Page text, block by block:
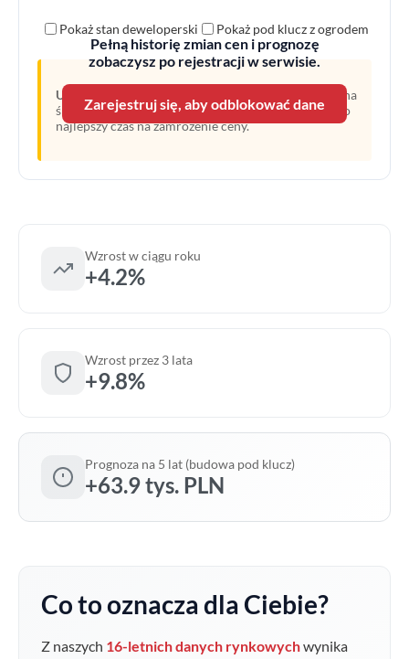
Pełną historię zmian cen i prognozę
zobaczysz po rejestracji w serwisie.
Zarejestruj się, aby odblokować dane
Pokaż stan deweloperski Pokaż pod klucz z ogrodem
Uwaga:
Linia przerywana oznacza prognozę opartą na
średnim wzroście z ostatnich lat. Obecny moment to
najlepszy czas na zamrożenie ceny.
Wzrost w ciągu roku
+4.2%
Wzrost przez 3 lata
+9.8%
Prognoza na 5 lat (budowa pod klucz)
+63.9 tys. PLN
Co to oznacza dla Ciebie?
Z naszych 16-letnich danych rynkowychwynika